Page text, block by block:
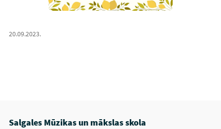
20.09.2023.
Salgales Mūzikas un mākslas skola